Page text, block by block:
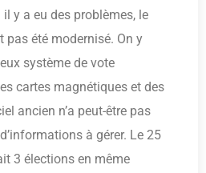
y a eu des problèmes, le
pas été modernisé. On y
système de vote
cartes magnétiques et des
ancien n’a peut-être pas
à gérer. Le 25
3 élections en même